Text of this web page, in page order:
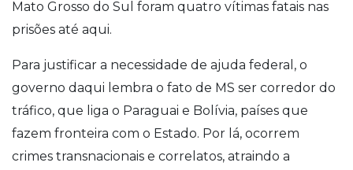
Mato Grosso do Sul foram quatro vítimas fatais nas
prisões até aqui.
Para justificar a necessidade de ajuda federal, o
governo daqui lembra o fato de MS ser corredor do
tráfico, que liga o Paraguai e Bolívia, países que
fazem fronteira com o Estado. Por lá, ocorrem
crimes transnacionais e correlatos, atraindo a